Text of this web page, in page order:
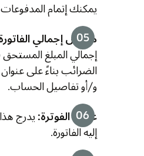
يمكنك إتمام المدفوعات
ملخص إجمالي
إجمالي المبلغ
الضرائب بناءً على عنوان
و/أو تفاصيل الحساب.
عنوان الفوترة: يدرج
إليه الفاتورة.